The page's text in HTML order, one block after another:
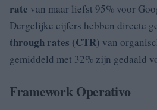
rate van maar liefst 95% voor
Dergelijke cijfers hebben directe
through rates (CTR) van
gemiddeld met 32% zijn gedaald
Framework Operativo